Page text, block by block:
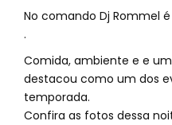
No comando Dj Rommel
.
Comida, ambiente e e
destacou como um dos
temporada.
Confira as fotos dessa